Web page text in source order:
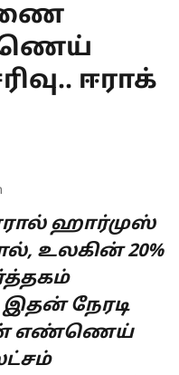
ஈராக்
ஹார்முஸ்
உலகின் 20%
இதன் நேரடி
எண்ணெய்